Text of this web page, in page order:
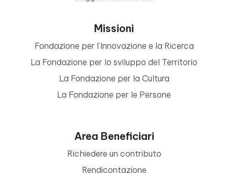
Missioni
Fondazione per l’Innovazione e la Ricerca
La Fondazione per lo sviluppo del Territorio
La Fondazione per la Cultura
La Fondazione per le Persone
Area Beneficiari
Richiedere un contributo
Rendicontazione